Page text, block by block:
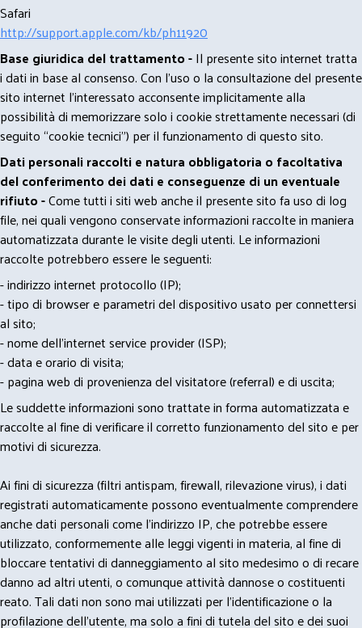
Safari
http://support.apple.com/kb/ph11920
Base giuridica del trattamento -Il presente sito internet tratta
i dati in base al consenso. Con l'uso o la consultazione del presente
sito internet l’interessato acconsente implicitamente alla
possibilità di memorizzare solo i cookie strettamente necessari (di
seguito “cookie tecnici”) per il funzionamento di questo sito.
Dati personali raccolti e natura obbligatoria o facoltativa
del conferimento dei dati e conseguenze di un eventuale
rifiuto -Come tutti i siti web anche il presente sito fa uso di log
file, nei quali vengono conservate informazioni raccolte in maniera
automatizzata durante le visite degli utenti. Le informazioni
raccolte potrebbero essere le seguenti:
- indirizzo internet protocollo (IP);
- tipo di browser e parametri del dispositivo usato per connettersi
al sito;
- nome dell'internet service provider (ISP);
- data e orario di visita;
- pagina web di provenienza del visitatore (referral) e di uscita;
Le suddette informazioni sono trattate in forma automatizzata e
raccolte al fine di verificare il corretto funzionamento del sito e per
motivi di sicurezza.
Ai fini di sicurezza (filtri antispam, firewall, rilevazione virus), i dati
registrati automaticamente possono eventualmente comprendere
anche dati personali come l'indirizzo IP, che potrebbe essere
utilizzato, conformemente alle leggi vigenti in materia, al fine di
bloccare tentativi di danneggiamento al sito medesimo o di recare
danno ad altri utenti, o comunque attività dannose o costituenti
reato. Tali dati non sono mai utilizzati per l'identificazione o la
profilazione dell'utente, ma solo a fini di tutela del sito e dei suoi